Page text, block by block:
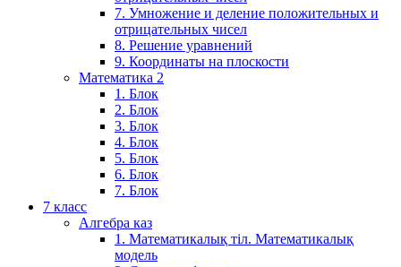
7. Умножение и деление положительных и
отрицательных чисел
8. Решение уравнений
9. Координаты на плоскости
Математика 2
1. Блок
2. Блок
3. Блок
4. Блок
5. Блок
6. Блок
7. Блок
7 класс
Алгебра каз
1. Математикалық тіл. Математикалық
модель